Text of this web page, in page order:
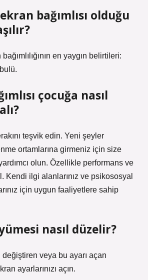
bağımlısı olduğu
en yaygın belirtileri:
çocuğa nasıl
teşvik edin. Yeni şeyler
ortamlarına girmeniz için size
olun. Özellikle performans ve
Kendi ilgi alanlarınız ve psikososyal
için uygun faaliyetlere sahip
nasıl düzelir?
değiştiren veya bu ayarı açan
ayarlarınızı açın.